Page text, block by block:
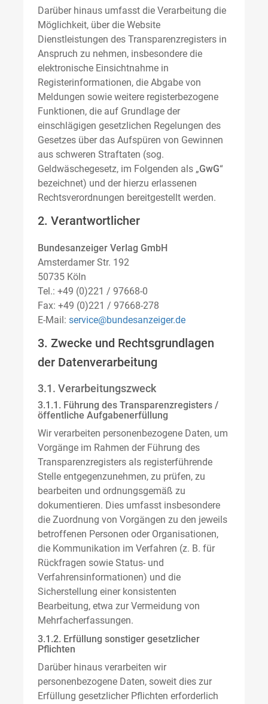
Darüber hinaus umfasst die Verarbeitung die
Möglichkeit, über die Website
Dienstleistungen des Transparenzregisters in
Anspruch zu nehmen, insbesondere die
elektronische Einsichtnahme in
Registerinformationen, die Abgabe von
Meldungen sowie weitere registerbezogene
Funktionen, die auf Grundlage der
einschlägigen gesetzlichen Regelungen des
Gesetzes über das Aufspüren von Gewinnen
aus schweren Straftaten (sog.
Geldwäschegesetz, im Folgenden als „GwG“
bezeichnet) und der hierzu erlassenen
Rechtsverordnungen bereitgestellt werden.
2. Verantwortlicher
Bundesanzeiger Verlag GmbH
Amsterdamer Str. 192
50735 Köln
Tel.: +49 (0)221 / 97668-0
Fax: +49 (0)221 / 97668-278
E-Mail: service@bundesanzeiger.de
3. Zwecke und Rechtsgrundlagen
der Datenverarbeitung
3.1. Verarbeitungszweck
3.1.1. Führung des Transparenzregisters /
öffentliche Aufgabenerfüllung
Wir verarbeiten personenbezogene Daten, um
Vorgänge im Rahmen der Führung des
Transparenzregisters als registerführende
Stelle entgegenzunehmen, zu prüfen, zu
bearbeiten und ordnungsgemäß zu
dokumentieren. Dies umfasst insbesondere
die Zuordnung von Vorgängen zu den jeweils
betroffenen Personen oder Organisationen,
die Kommunikation im Verfahren (z. B. für
Rückfragen sowie Status- und
Verfahrensinformationen) und die
Sicherstellung einer konsistenten
Bearbeitung, etwa zur Vermeidung von
Mehrfacherfassungen.
3.1.2. Erfüllung sonstiger gesetzlicher
Pflichten
Darüber hinaus verarbeiten wir
personenbezogene Daten, soweit dies zur
Erfüllung gesetzlicher Pflichten erforderlich